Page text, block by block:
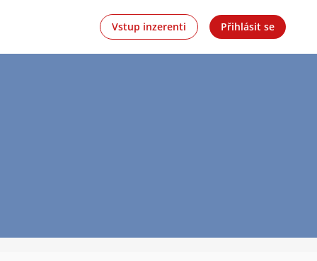
Vstup inzerenti Přihlásit se